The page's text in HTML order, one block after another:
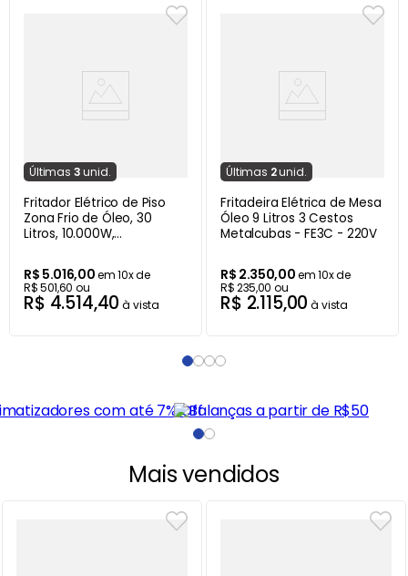
Últimas 3 unid.
Fritador Elétrico de Piso
Zona Frio de Óleo, 30
Litros, 10.000W,
R$ 5.016,00em10x de
R$501,60 ou
R$ 4.514,40 à vista
Últimas 2unid.
Fritadeira Elétrica de Mesa
Óleo 9 Litros 3 Cestos
Metalcubas - FE3C - 220V
R$ 2.350,00em10x de
R$235,00 ou
R$ 2.115,00 à vista
Mais vendidos